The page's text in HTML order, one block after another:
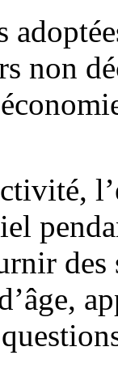
non
des